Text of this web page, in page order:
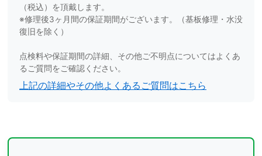
（税込）を頂戴します。
※修理後3ヶ月間の保証期間がございます。（基板修理・水没
復旧を除く）
点検料や保証期間の詳細、その他ご不明点についてはよくあ
るご質問をご確認ください。
上記の詳細やその他よくあるご質問はこちら